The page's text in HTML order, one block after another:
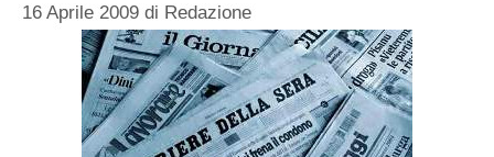
16 Aprile 2009 di Redazione